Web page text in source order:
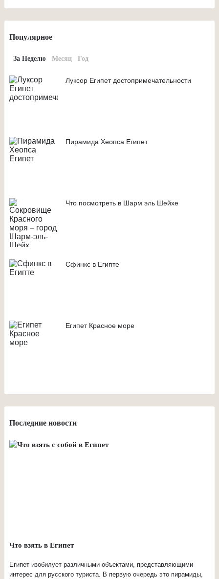
Популярное
За Неделю Месяц Год
Луксор Египет достопримечательности
Пирамида Хеопса Египет
Что посмотреть в Шарм эль Шейхе
Сфинкс в Египте
Египет Красное море
Последние новости
Что взять в Египет
Египет изобилует различными объектами, представляющими
интерес для русского туриста. В первую очередь это пирамиды,